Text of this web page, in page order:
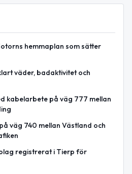
hemmaplan som sätter
väder, badaktivitet och
kabelarbete på väg 777 mellan
väg 740 mellan Västland och
registrerat i Tierp för